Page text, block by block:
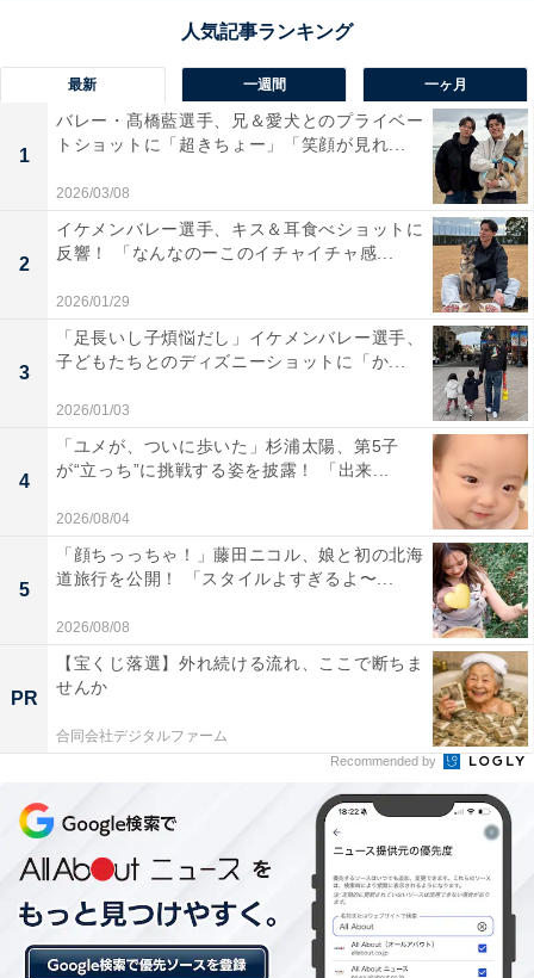
最新 一週間 一ヶ月
1
バレー・髙橋藍選手、兄＆愛犬とのプライベー
トショットに「超きちょー」「笑顔が見れ...
2026/03/08
2
イケメンバレー選手、キス＆耳食べショットに
反響！ 「なんなのーこのイチャイチャ感...
2026/01/29
3
「足長いし子煩悩だし」イケメンバレー選手、
子どもたちとのディズニーショットに「か...
2026/01/03
4
「ユメが、ついに歩いた」杉浦太陽、第5子
が“立っち”に挑戦する姿を披露！ 「出来...
2026/08/04
5
「顔ちっっちゃ！」藤田ニコル、娘と初の北海
道旅行を公開！ 「スタイルよすぎるよ〜...
2026/08/08
PR
【宝くじ落選】外れ続ける流れ、ここで断ちま
せんか
合同会社デジタルファーム
Recommended by